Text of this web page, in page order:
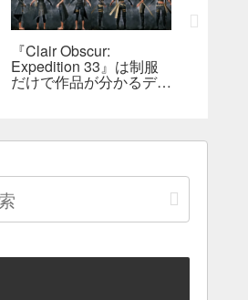
『Clair Obscur:
Expedition 33』は制服
だけで作品が分かるデザ
造形が影響